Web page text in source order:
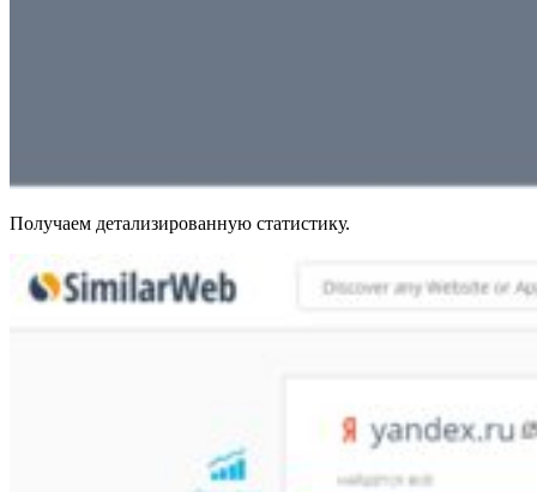
Получаем детализированную статистику.